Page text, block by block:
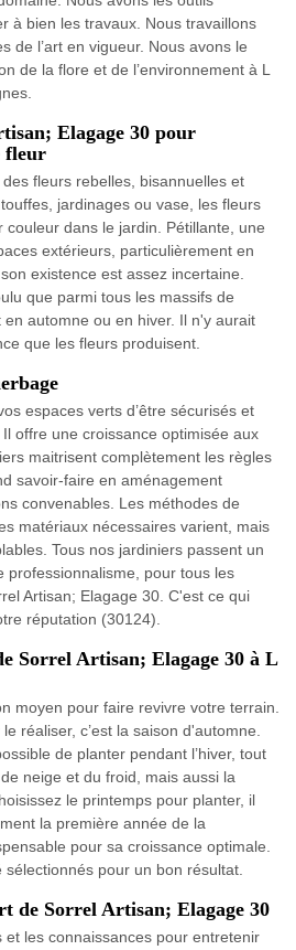
à bien les travaux. Nous travaillons
de l’art en vigueur. Nous avons le
de la flore et de l’environnement à L
Elagage 30 pour
fleur
fleurs rebelles, bisannuelles et
jardinages ou vase, les fleurs
dans le jardin. Pétillante, une
extérieurs, particulièrement en
existence est assez incertaine.
que parmi tous les massifs de
automne ou en hiver. Il n'y aurait
que les fleurs produisent.
espaces verts d’être sécurisés et
offre une croissance optimisée aux
maitrisent complètement les règles
savoir-faire en aménagement
convenables. Les méthodes de
matériaux nécessaires varient, mais
Tous nos jardiniers passent un
professionnalisme, pour tous les
Artisan; Elagage 30. C'est ce qui
réputation (30124).
Sorrel Artisan; Elagage 30 à L
moyen pour faire revivre votre terrain.
réaliser, c’est la saison d'automne.
de planter pendant l’hiver, tout
neige et du froid, mais aussi la
le printemps pour planter, il
la première année de la
pour sa croissance optimale.
pour un bon résultat.
de Sorrel Artisan; Elagage 30
et les connaissances pour entretenir